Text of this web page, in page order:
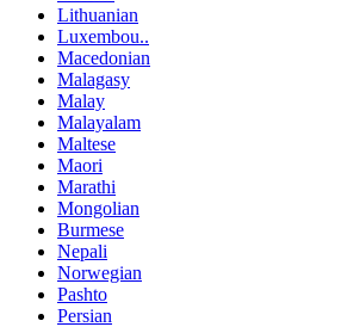
Lithuanian
Luxembou..
Macedonian
Malagasy
Malay
Malayalam
Maltese
Maori
Marathi
Mongolian
Burmese
Nepali
Norwegian
Pashto
Persian